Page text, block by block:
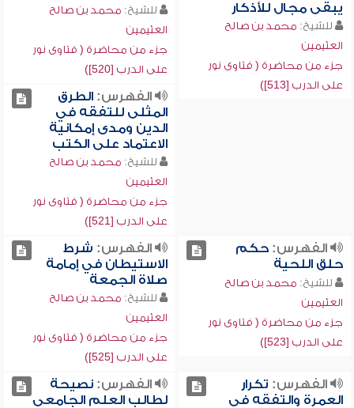
يبقى مجال للأذكار
للشيخ: محمد بن صالح
العثيمين
جزء من محاضرة ( فتاوى نور
على الدرب [513])
للشيخ: محمد بن صالح
العثيمين
جزء من محاضرة ( فتاوى نور
على الدرب [520])
الفهرس:الطرق
المثلى للتفقه في
الدين ومدى إمكانية
الاعتماد على الكتب
للشيخ: محمد بن صالح
العثيمين
جزء من محاضرة ( فتاوى نور
على الدرب [521])
الفهرس:حكم
حلق اللحية
للشيخ: محمد بن صالح
العثيمين
جزء من محاضرة ( فتاوى نور
على الدرب [523])
الفهرس: شرط
الاستيطان في إمامة
صلاة الجمعة
للشيخ: محمد بن صالح
العثيمين
جزء من محاضرة ( فتاوى نور
على الدرب [525])
الفهرس: تكرار
العمرة والتفقه في
الفهرس:نصيحة
لطالب العلم الجامعي